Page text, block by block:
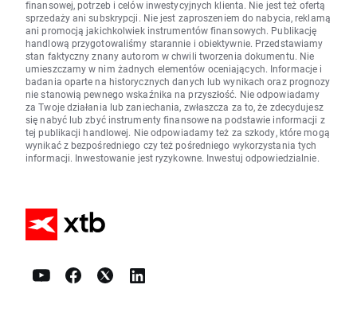
finansowej, potrzeb i celów inwestycyjnych klienta. Nie jest też ofertą
sprzedaży ani subskrypcji. Nie jest zaproszeniem do nabycia, reklamą
ani promocją jakichkolwiek instrumentów finansowych. Publikację
handlową przygotowaliśmy starannie i obiektywnie. Przedstawiamy
stan faktyczny znany autorom w chwili tworzenia dokumentu. Nie
umieszczamy w nim żadnych elementów oceniających. Informacje i
badania oparte na historycznych danych lub wynikach oraz prognozy
nie stanowią pewnego wskaźnika na przyszłość. Nie odpowiadamy
za Twoje działania lub zaniechania, zwłaszcza za to, że zdecydujesz
się nabyć lub zbyć instrumenty finansowe na podstawie informacji z
tej publikacji handlowej. Nie odpowiadamy też za szkody, które mogą
wynikać z bezpośredniego czy też pośredniego wykorzystania tych
informacji. Inwestowanie jest ryzykowne. Inwestuj odpowiedzialnie.